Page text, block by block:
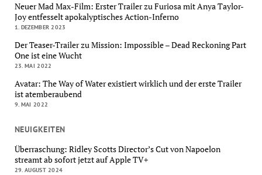
Neuer Mad Max-Film: Erster Trailer zu Furiosa mit Anya Taylor-
Joy entfesselt apokalyptisches Action-Inferno
1. DEZEMBER 2023
Der Teaser-Trailer zu Mission: Impossible – Dead Reckoning Part
One ist eine Wucht
23. MAI 2022
Avatar: The Way of Water existiert wirklich und der erste Trailer
ist atemberaubend
9. MAI 2022
NEUIGKEITEN
Überraschung: Ridley Scotts Director’s Cut von Napoelon
streamt ab sofort jetzt auf Apple TV+
29. AUGUST 2024